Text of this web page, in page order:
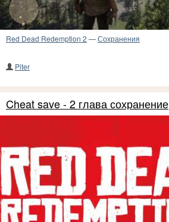
Red Dead Redemption 2 —Сохранения
Piter
Cheat save - 2 глава сохранение